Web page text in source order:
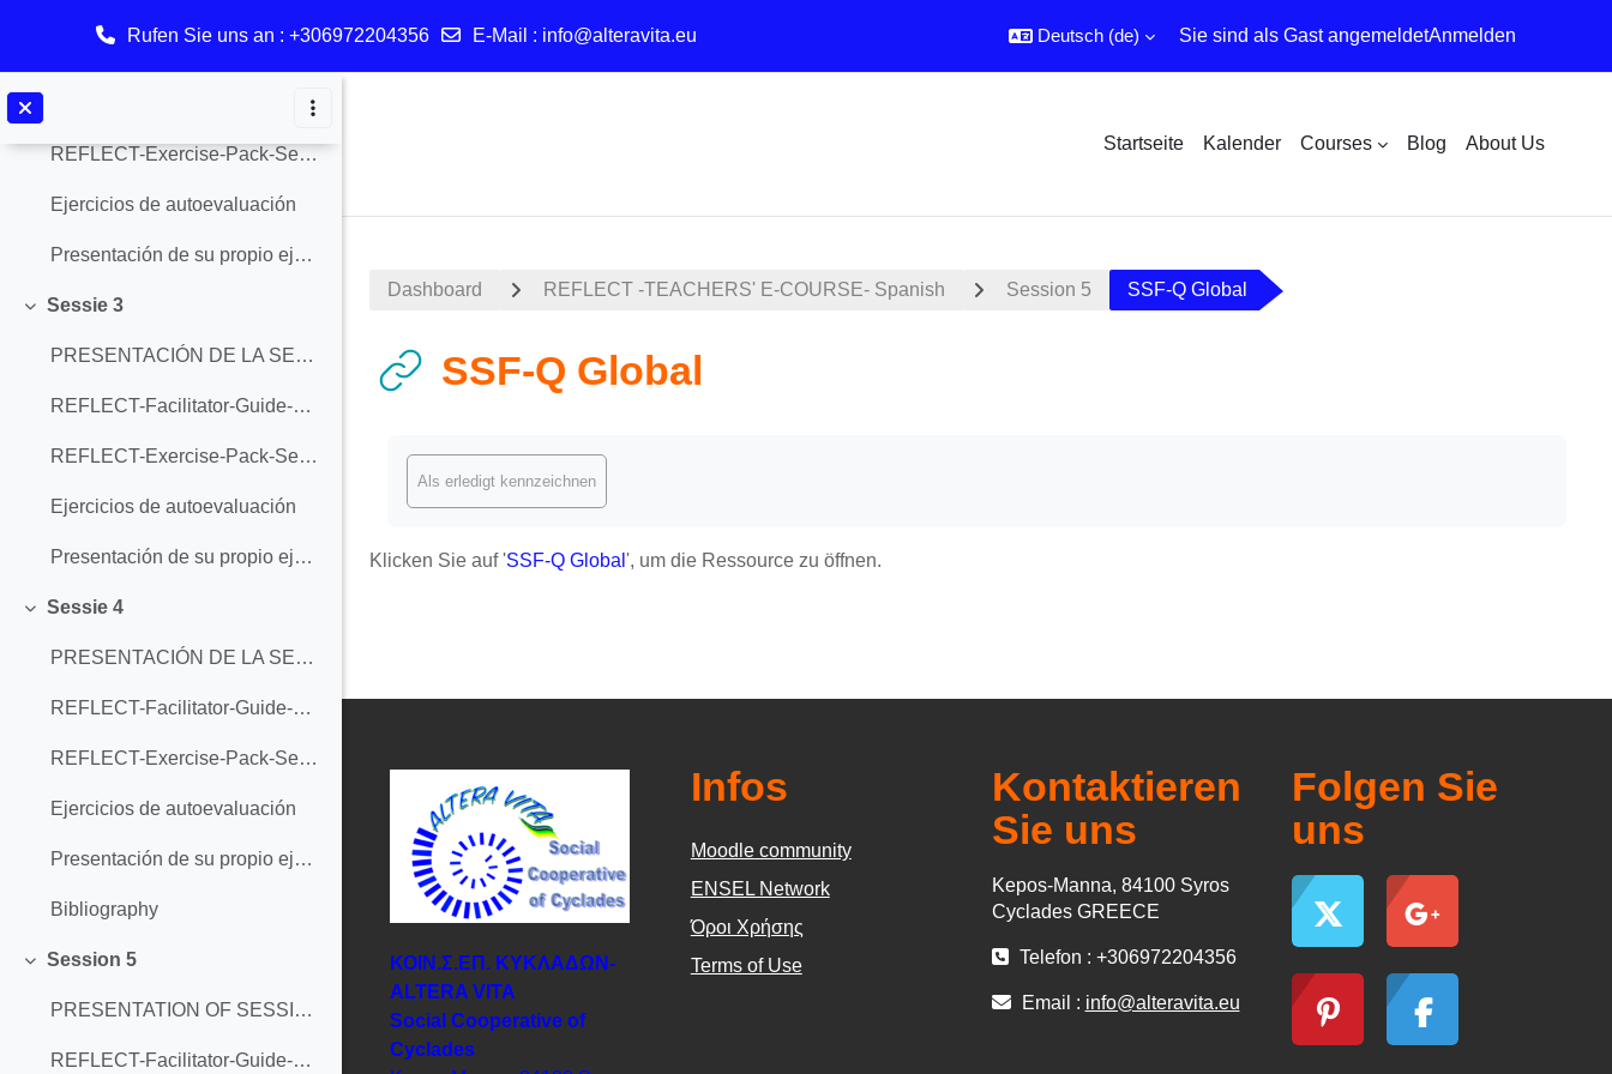
Rufen Sie uns an : +306972204356 E-Mail : info@alteravita.eu Deutsch ‎(de)‎ Sie sind als Gast angemeldetAnmelden
Startseite Kalender Courses Blog About Us
REFLECT-Facilitator-Guide-Session-2
REFLECT-Exercise-Pack-Session-2
Ejercicios de autoevaluación
Presentación de su propio ejercicio-actividad
Einklappen
Sessie 3
PRESENTACIÓN DE LA SESIÓN 3
REFLECT-Facilitator-Guide-Session-3
REFLECT-Exercise-Pack-Session-3
Ejercicios de autoevaluación
Presentación de su propio ejercicio-actividad
Einklappen
Sessie 4
PRESENTACIÓN DE LA SESIÓN 4
REFLECT-Facilitator-Guide-Session-4
REFLECT-Exercise-Pack-Session-4
Ejercicios de autoevaluación
Presentación de su propio ejercicio-actividad
Bibliography
Einklappen
Session 5
PRESENTATION OF SESSION 5
REFLECT-Facilitator-Guide-Session-5
Dashboard REFLECT -TEACHERS' E-COURSE- Spanish Session 5 SSF-Q Global
SSF-Q Global
Als erledigt kennzeichnen
Klicken Sie auf 'SSF-Q Global ', um die Ressource zu öffnen.
ΚΟΙΝ.Σ.ΕΠ. ΚΥΚΛΑΔΩΝ-
ΑLTERA VITA
Social Cooperative of
Cyclades
Infos
Moodle community
ΕΝSEL Network
Όροι Χρήσης
Terms of Use
Kontaktieren
Sie uns
Kepos-Manna, 84100 Syros
Cyclades GREECE
Telefon : +306972204356
Email : info@alteravita.eu
Folgen Sie
uns